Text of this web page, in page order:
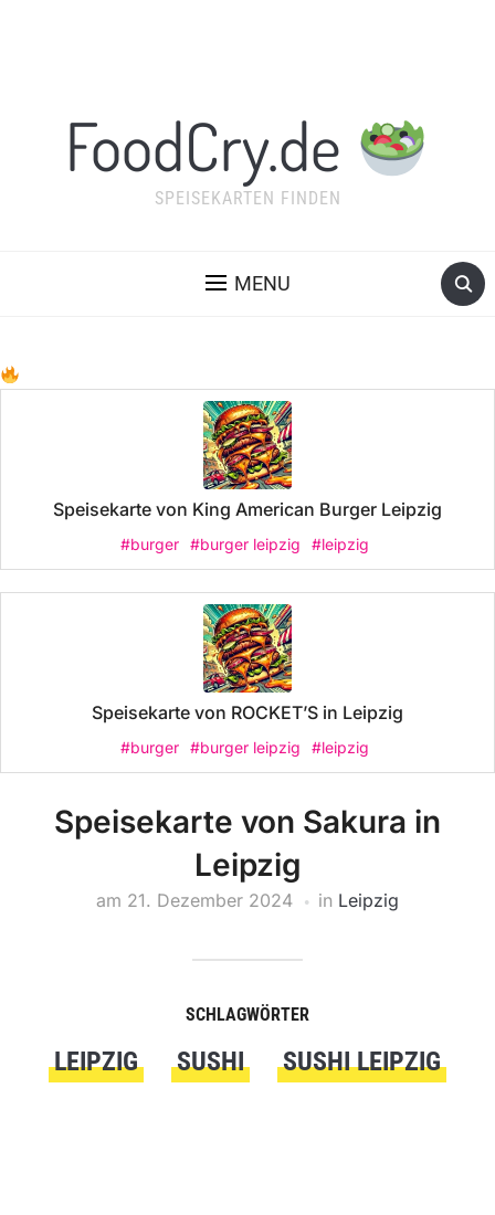
FoodCry.de
SPEISEKARTEN FINDEN
MENU
Speisekarte von King American Burger Leipzig
#burger #burger leipzig #leipzig
Speisekarte von ROCKET’S in Leipzig
#burger #burger leipzig #leipzig
Speisekarte von Sakura in
Leipzig
am 21. Dezember 2024 in Leipzig
SCHLAGWÖRTER
LEIPZIG SUSHI SUSHI LEIPZIG